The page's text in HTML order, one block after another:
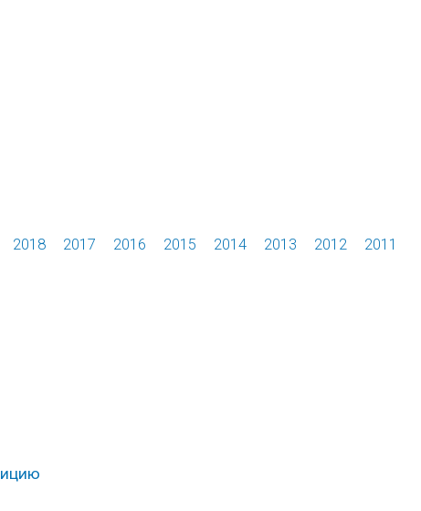
2018 2017 2016 2015 2014 2013 2012
2011